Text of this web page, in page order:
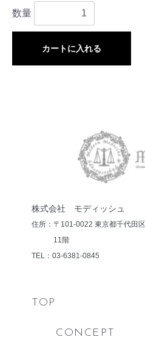
数量
カートに入れる
株式会社 モディッシュ
住所：〒101-0022 東京都千代田
11階
TEL：03-6381-0845
TOP
CONCEPT